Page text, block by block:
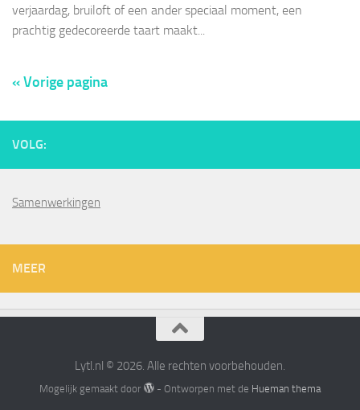
verjaardag, bruiloft of een ander speciaal moment, een
prachtig gedecoreerde taart maakt...
« Vorige pagina
VOLG:
Samenwerkingen
MEER
Lytl.nl © 2026. Alle rechten voorbehouden.
Mogelijk gemaakt door - Ontworpen met de Hueman thema